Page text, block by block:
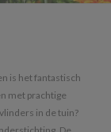
is het fantastisch
met prachtige
in de tuin?